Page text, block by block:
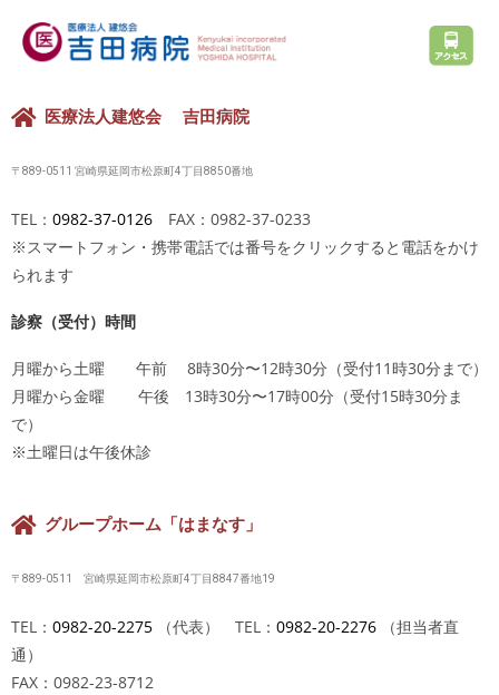
医療法人建悠会 吉田病院
〒889-0511 宮崎県延岡市松原町4丁目8850番地
TEL： 0982-37-0126 FAX：0982-37-0233
※スマートフォン・携帯電話では番号をクリックすると電話をかけ
られます
診察（受付）時間
月曜から土曜 午前 8時30分〜12時30分（受付11時30分まで）
月曜から金曜 午後 13時30分〜17時00分（受付15時30分ま
で）
※土曜日は午後休診
グループホーム「はまなす」
〒889-0511 宮崎県延岡市松原町4丁目8847番地19
TEL： 0982-20-2275 （代表） TEL： 0982-20-2276 （担当者直
通）
FAX：0982-23-8712